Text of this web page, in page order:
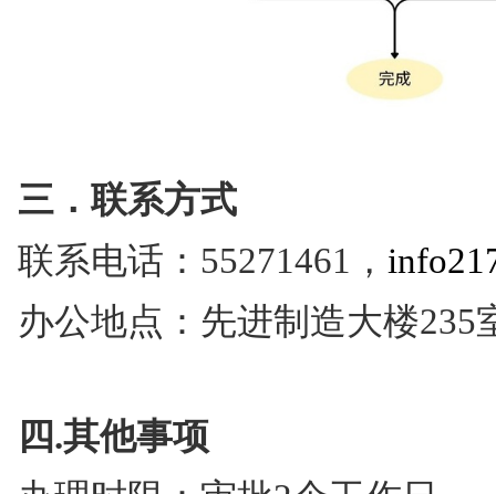
三．联系方式
联系电话：55271461 ，
办公地点：先进制造大楼235
四.其他事项